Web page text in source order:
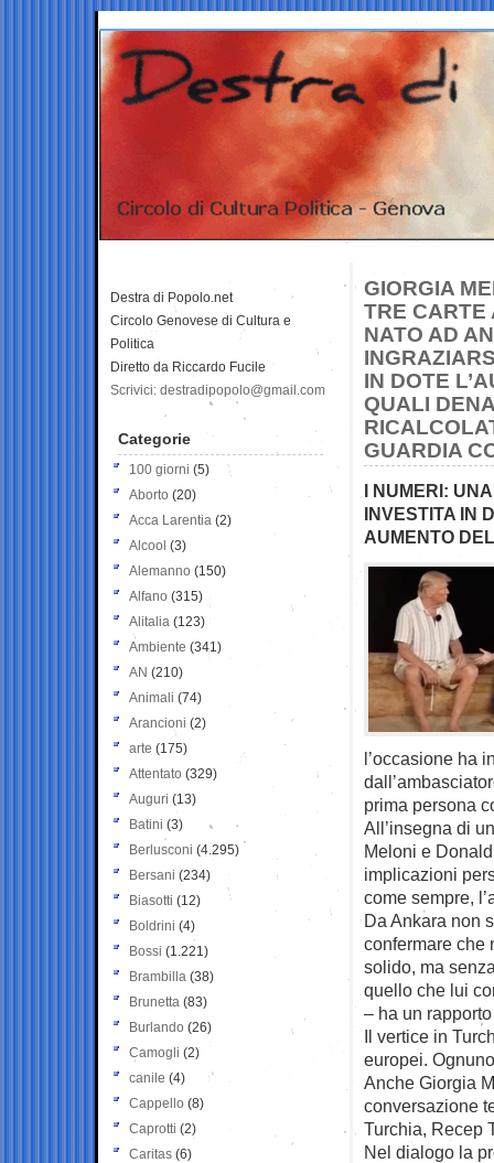
GIORGIA
TRE CARTE
NATO AD
IN DOTE
QUALI
GUARDIA
I NUMERI:
INVESTITA IN
AUMENTO
l’occasione ha
prima persona
All’insegna di
Meloni e
implicazioni
come sempre,
Da Ankara non
confermare che
solido, ma
quello che lui
– ha un
Il vertice in
europei.
Anche Giorgia
conversazione
Turchia, Recep
Nel dialogo la
Destra di Popolo.net
Circolo Genovese di Cultura e
Politica
Diretto da Riccardo Fucile
Scrivici: destradipopolo@gmail.com
Categorie
100 giorni (5)
Aborto (20)
Acca Larentia (2)
Alcool (3)
Alemanno (150)
Alfano (315)
Alitalia (123)
Ambiente (341)
AN (210)
Animali (74)
Arancioni (2)
arte (175)
Attentato (329)
Auguri (13)
Batini (3)
Berlusconi (4.295)
Bersani (234)
Biasotti (12)
Boldrini (4)
Bossi (1.221)
Brambilla (38)
Brunetta (83)
Burlando (26)
Camogli (2)
canile (4)
Cappello (8)
Caprotti (2)
Caritas (6)